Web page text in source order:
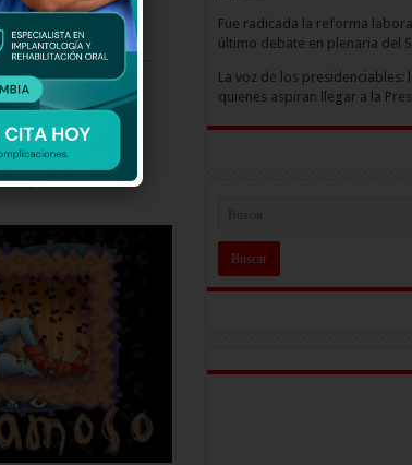
era la dirección de la
llegar sin más
le llamó la atención …
Capitulo 109
Fue radicada la reforma
último debate en plenaria del
La voz de los presidenciables:
quienes aspiran llegar a la